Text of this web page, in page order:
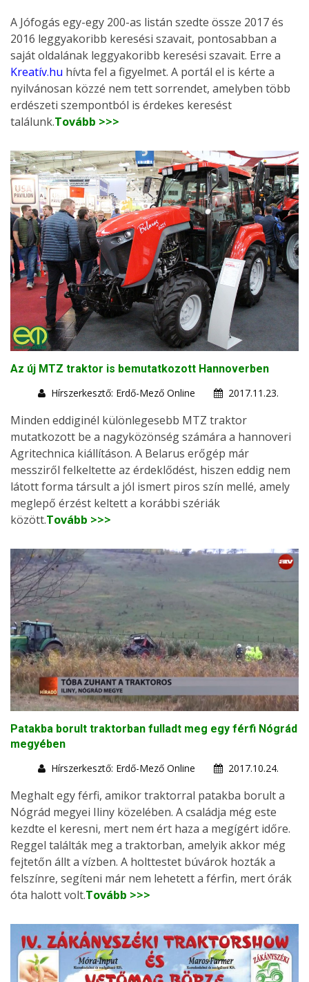
A Jófogás egy-egy 200-as listán szedte össze 2017 és
2016 leggyakoribb keresési szavait, pontosabban a
saját oldalának leggyakoribb keresési szavait. Erre a
Kreatív.hu hívta fel a figyelmet. A portál el is kérte a
nyilvánosan közzé nem tett sorrendet, amelyben több
erdészeti szempontból is érdekes keresést
találunk.Tovább >>>
Az új MTZ traktor is bemutatkozott Hannoverben
Hírszerkesztő: Erdő-Mező Online
2017.11.23.
Minden eddiginél különlegesebb MTZ traktor
mutatkozott be a nagyközönség számára a hannoveri
Agritechnica kiállításon. A Belarus erőgép már
messziről felkeltette az érdeklődést, hiszen eddig nem
látott forma társult a jól ismert piros szín mellé, amely
meglepő érzést keltett a korábbi szériák
között.Tovább >>>
Patakba borult traktorban fulladt meg egy férfi Nógrád
megyében
Hírszerkesztő: Erdő-Mező Online
2017.10.24.
Meghalt egy férfi, amikor traktorral patakba borult a
Nógrád megyei Iliny közelében. A családja még este
kezdte el keresni, mert nem ért haza a megígért időre.
Reggel találták meg a traktorban, amelyik akkor még
fejtetőn állt a vízben. A holttestet búvárok hozták a
felszínre, segíteni már nem lehetett a férfin, mert órák
óta halott volt.Tovább >>>